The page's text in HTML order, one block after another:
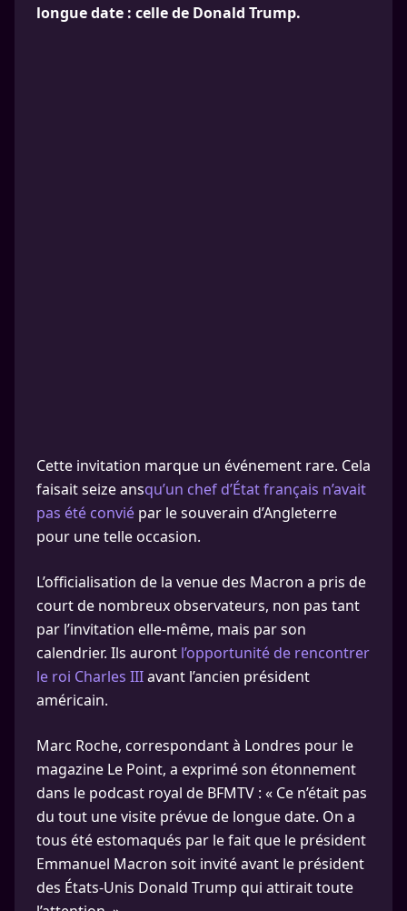
longue date : celle de Donald Trump.
Cette invitation marque un événement rare. Cela
faisait seize ansqu’un chef d’État français n’avait
pas été convié par le souverain d’Angleterre
pour une telle occasion.
L’officialisation de la venue des Macron a pris de
court de nombreux observateurs, non pas tant
par l’invitation elle-même, mais par son
calendrier. Ils auront l’opportunité de rencontrer
le roi Charles IIIavant l’ancien président
américain.
Marc Roche, correspondant à Londres pour le
magazine Le Point, a exprimé son étonnement
dans le podcast royal de BFMTV : « Ce n’était pas
du tout une visite prévue de longue date. On a
tous été estomaqués par le fait que le président
Emmanuel Macron soit invité avant le président
des États-Unis Donald Trump qui attirait toute